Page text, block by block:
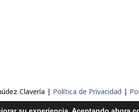
Clavería | Política de Privacidad |